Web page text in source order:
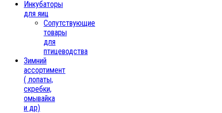
Инкубаторы
для яиц
Сопутствующие
товары
для
птицеводства
Зимний
ассортимент
( лопаты,
скребки,
омывайка
и др)